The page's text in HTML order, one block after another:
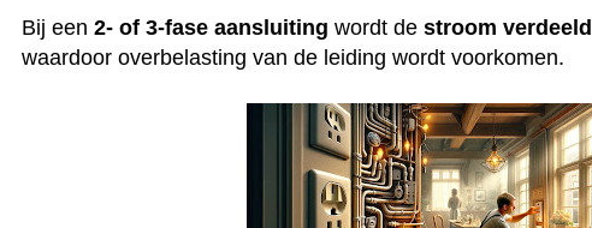
Bij een2- of 3-fase aansluiting wordt destroom verdeeld
waardoor overbelasting van de leiding wordt voorkomen.